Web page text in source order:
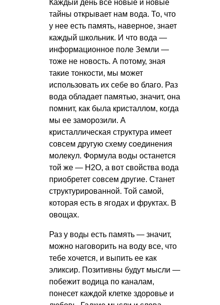
Каждый день все новые и новые
тайны открывает нам вода. То, что
у нее есть память, наверное, знает
каждый школьник. И что вода —
информационное поле Земли —
тоже не новость. А потому, зная
такие тонкости, мы может
использовать их себе во благо. Раз
вода обладает памятью, значит, она
помнит, как была кристаллом, когда
мы ее заморозили. А
кристаллическая структура имеет
совсем другую схему соединения
молекул. Формула воды останется
той же — H2O, а вот свойства вода
приобретет совсем другие. Станет
структурированной. Той самой,
которая есть в ягодах и фруктах. В
овощах.
Раз у воды есть память — значит,
можно наговорить на воду все, что
тебе хочется, и выпить ее как
эликсир. Позитивны будут мысли —
побежит водица по каналам,
понесет каждой клетке здоровье и